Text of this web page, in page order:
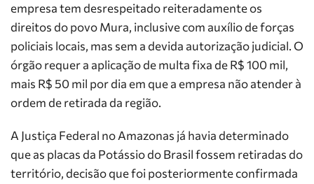
empresa tem desrespeitado reiteradamente os
direitos do povo Mura, inclusive com auxílio de forças
policiais locais, mas sem a devida autorização judicial. O
órgão requer a aplicação de multa fixa de R$ 100 mil,
mais R$ 50 mil por dia em que a empresa não atender à
ordem de retirada da região.
A Justiça Federal no Amazonas já havia determinado
que as placas da Potássio do Brasil fossem retiradas do
território, decisão que foi posteriormente confirmada